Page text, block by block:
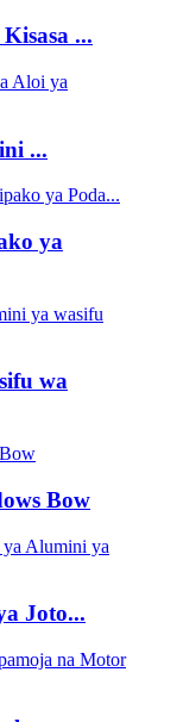
...
...
ya
wa
Bow
Joto...